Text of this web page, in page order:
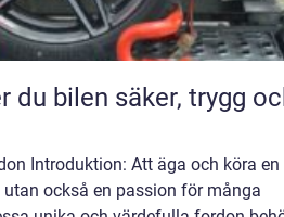
Introduktion: Att äga och köra en
också en passion för många